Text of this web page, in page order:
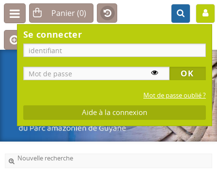
Se connecter
Mot de passe oublié ?
Aide à la connexion
Nouvelle recherche